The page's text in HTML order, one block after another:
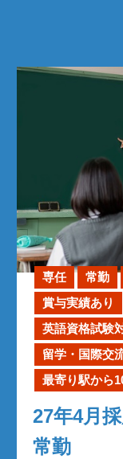
専任 常勤
賞与実績あり
英語資格試験
留学・国際交
最寄り駅から
27年4月
常勤